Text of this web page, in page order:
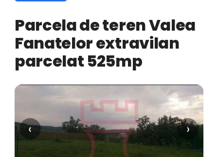
Parcela de teren Valea
Fanatelor extravilan
parcelat 525mp
‹ ›